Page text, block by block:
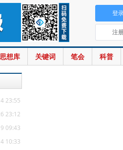
思想库 关键词 笔会 科普
登
注
23:55
23:12
09:43
10:33